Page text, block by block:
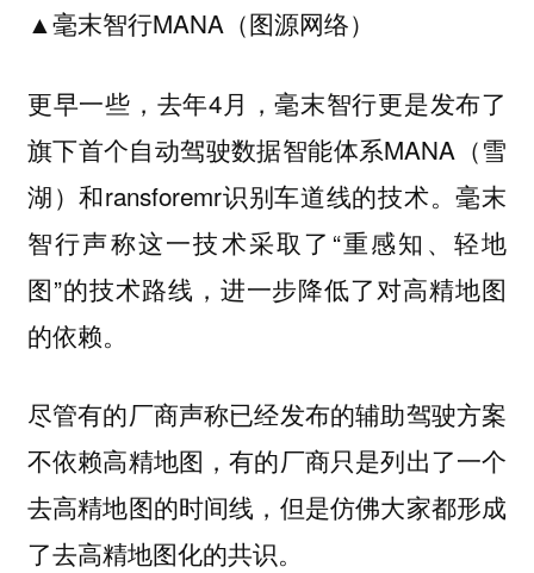
▲毫末智行MANA（图源网络）
更早一些，去年4月，毫末智行更是发布了
旗下首个自动驾驶数据智能体系MANA（雪
湖）和ransforemr识别车道线的技术。毫末
智行声称这一技术采取了“重感知、轻地
图”的技术路线，进一步降低了对高精地图
的依赖。
尽管有的厂商声称已经发布的辅助驾驶方案
不依赖高精地图，有的厂商只是列出了一个
去高精地图的时间线，但是仿佛大家都形成
了去高精地图化的共识。